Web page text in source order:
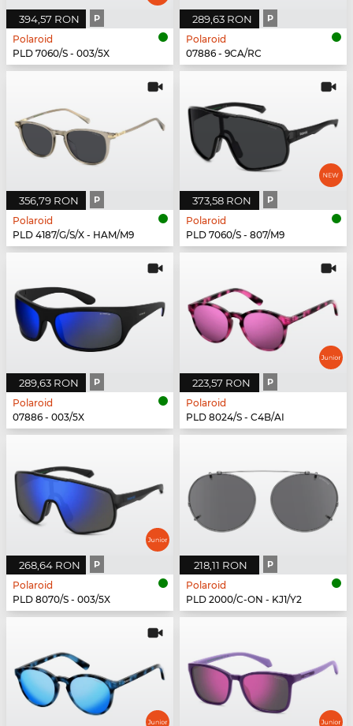
394,57 RON P
Polaroid
PLD 7060/S - 003/5X
289,63 RON P
Polaroid
07886 - 9CA/RC
356,79 RON P
Polaroid
PLD 4187/G/S/X - HAM/M9
373,58 RON P
Polaroid
PLD 7060/S - 807/M9
289,63 RON P
Polaroid
07886 - 003/5X
223,57 RON P
Polaroid
PLD 8024/S - C4B/AI
268,64 RON P
Polaroid
PLD 8070/S - 003/5X
218,11 RON P
Polaroid
PLD 2000/C-ON - KJ1/Y2